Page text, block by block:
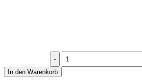
Kunstlederlabel
"Rock"
In den Warenkorb